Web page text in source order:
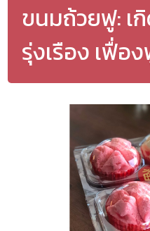
ขนมถ้วยฟู: เ
รุ่งเรือง เฟื่อ